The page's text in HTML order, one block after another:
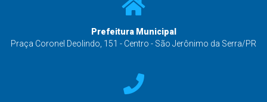
Prefeitura Municipal
Praça Coronel Deolindo, 151 - Centro - São Jerônimo da Serra/PR